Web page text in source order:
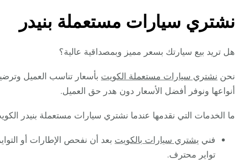
نشتري سيارات مستعملة بنيدر
هل تريد بيع سيارتك بسعر مميز وبمصداقية عالية؟
نحن نشتري سيارات مستعملة الكويت بأسعار تناسب العميل
أنواعها ونوفر أفضل الأسعار دون هدر حق العميل.
ما الخدمات التي نقدمها عندما نشتري سيارات مستعملة بنيدر
فني يشتري سيارات بالكويت بعد أن نفحص الإطارات أو
تواير محترف.